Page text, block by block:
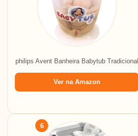
philips Avent Banheira Babytub Tradicional
Ver na Amazon
6